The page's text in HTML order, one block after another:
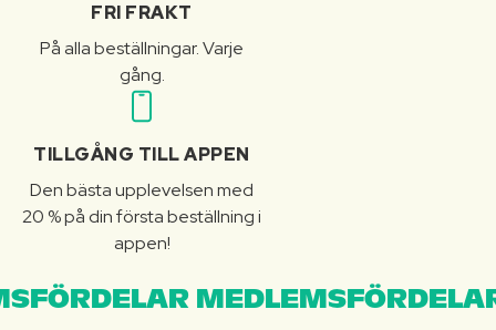
FRI FRAKT
På alla beställningar. Varje
gång.
TILLGÅNG TILL APPEN
Den bästa upplevelsen med
20 % på din första beställning i
appen!